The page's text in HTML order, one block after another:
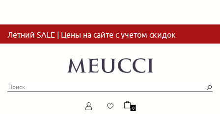
Летний SALE | Цены на сайте с учетом скидок
0